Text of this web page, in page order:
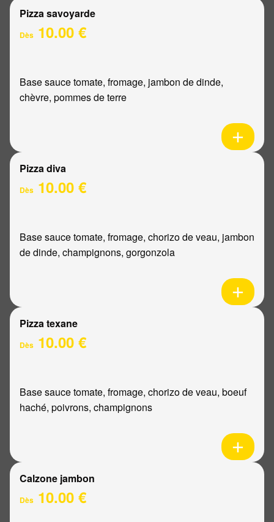
Pizza savoyarde
Dès 10.00 €
Base sauce tomate, fromage, jambon de dinde,
chèvre, pommes de terre
Pizza diva
Dès 10.00 €
Base sauce tomate, fromage, chorizo de veau, jambon
de dinde, champignons, gorgonzola
Pizza texane
Dès 10.00 €
Base sauce tomate, fromage, chorizo de veau, boeuf
haché, poivrons, champignons
Calzone jambon
Dès 10.00 €